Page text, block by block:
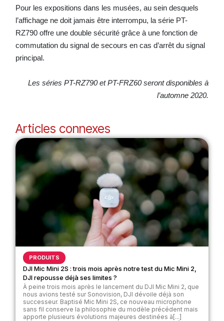
Pour les expositions dans les musées, au sein desquels
l’affichage ne doit jamais être interrompu, la série PT-
RZ790 offre une double sécurité grâce à une fonction de
commutation du signal de secours en cas d’arrêt du signal
principal.
Les séries PT-RZ790 et PT-FRZ60 seront disponibles à
l’automne 2020.
Articles connexes
PRODUITS
DJI Mic Mini 2S : trois mois après notre test du Mic Mini 2,
DJI repousse déjà ses limites ?
À peine trois mois après le lancement du DJI Mic Mini 2, que
nous avions testé sur Sonovision, DJI dévoile déjà son
successeur. Baptisé Mic Mini 2S, ce nouveau microphone
sans fil conserve la philosophie du modèle précédent mais
apporte plusieurs évolutions majeures destinées à[...]